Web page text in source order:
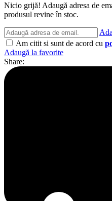
Nicio grijă! Adaugă adresa de
produsul revine în stoc.
Am citit si sunt de acord cu
Adaugă la favorite
Share: